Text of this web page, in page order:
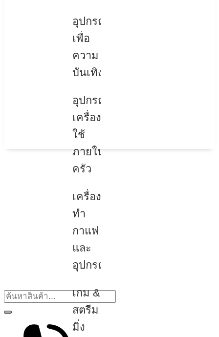
อุปกรณ์
เพื่อ
ความ
บันเทิง
อุปกรณ์
เครื่อง
ใช้
ภายใน
ครัว
เครื่อง
ทำ
กาแฟ
และ
อุปกรณ์
เกม &
สตรีม
มิ่ง